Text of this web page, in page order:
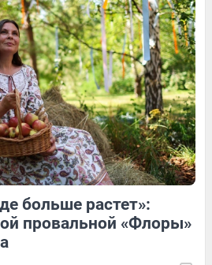
2 Обсудить
3 Обсудить
больше растет»:
провальной «Флоры»